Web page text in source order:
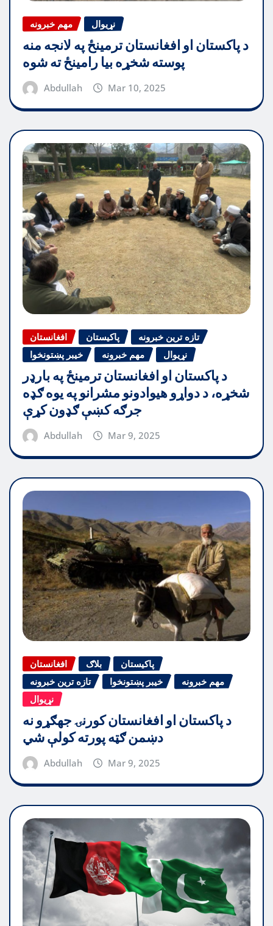
مهم خبرونه نړیوال
د پاکستان او افغانستان ترمینځ په لانجه منه
پوسته شخړه بیا رامینځ ته شوه
Abdullah Mar 10, 2025
افغانستان پاکیستان
تازه ترین خبرونه
خیبر پښتونخوا
مهم خبرونه نړیوال
د پاکستان او افغانستان ترمینځ په بارډر
شخړه، د دواړو هیوادونو مشرانو په یوه ګډه
جرګه کښې ګډون کړې
Abdullah Mar 9, 2025
افغانستان بلاګ
پاکیستان
تازه ترین خبرونه
خیبر پښتونخوا
مهم خبرونه
نړیوال
د پاکستان او افغانستان کورنۍ جهګړو نه
دښمن ګټه پورته کولې شي
Abdullah Mar 9, 2025